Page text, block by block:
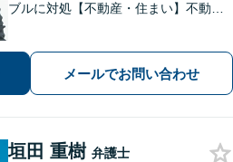
ブルに対処【不動産・住まい】不動産
携してワンストップで解決【夜間・休
日相談可】【元町駅7分】
メールでお問い合わせ
垣田 重樹 弁護士